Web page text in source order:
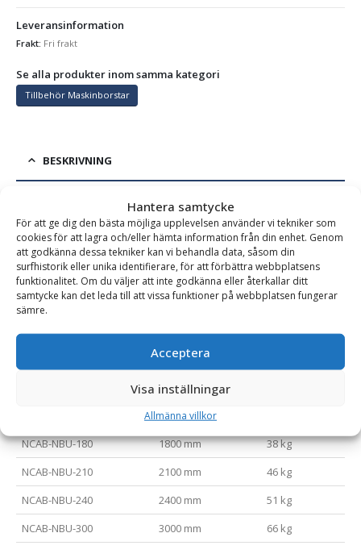
Hantera samtycke
För att ge dig den bästa möjliga upplevelsen använder vi tekniker som
cookies för att lagra och/eller hämta information från din enhet. Genom
att godkänna dessa tekniker kan vi behandla data, såsom din
surfhistorik eller unika identifierare, för att förbättra webbplatsens
funktionalitet. Om du väljer att inte godkänna eller återkallar ditt
samtycke kan det leda till att vissa funktioner på webbplatsen fungerar
sämre.
Acceptera
Visa inställningar
Allmänna villkor
Leveransinformation
Frakt: Fri frakt
Se alla produkter inom samma kategori
Tillbehör Maskinborstar
BESKRIVNING
Utbytesborst till Nordicc & SweepEx, bredd 1,2-3,0m
Utbytesborst till Nordicc och SweepEx sopborste.
Utbytesborsten är mycket enkel att montera.
Bredd (mm)
1200 mm
1500 mm
NCAB-NBU-180
1800 mm
38 kg
NCAB-NBU-210
2100 mm
46 kg
NCAB-NBU-240
2400 mm
51 kg
NCAB-NBU-300
3000 mm 66 kg